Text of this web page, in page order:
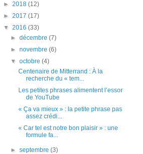
► 2018 (12)
► 2017 (17)
▼ 2016 (33)
►décembre(7)
►novembre(6)
▼octobre(4)
Centenaire de Mitterrand : À la
recherche du « tem...
Les petites phrases alimentent l’essor
de YouTube
« Ça va mieux » : la petite phrase pas
assez crédi...
« Car tel est notre bon plaisir » : une
formule fa...
►septembre(3)